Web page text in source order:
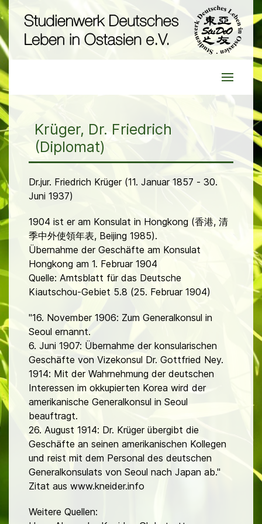
Krüger, Dr. Friedrich
(Diplomat)
Dr.jur. Friedrich Krüger (11. Januar 1857 - 30.
Juni 1937)
1904 ist er am Konsulat in Hongkong (香港, 清
季中外使領年表, Beijing 1985).
Übernahme der Geschäfte am Konsulat
Hongkong am 1. Februar 1904
Quelle: Amtsblatt für das Deutsche
Kiautschou-Gebiet 5.8 (25. Februar 1904)
"16. November 1906: Zum Generalkonsul in
Seoul ernannt.
6. Juni 1907: Übernahme der konsularischen
Geschäfte von Vizekonsul Dr. Gottfried Ney.
1914: Mit der Wahrnehmung der deutschen
Interessen im okkupierten Korea wird der
amerikanische Generalkonsul in Seoul
beauftragt.
26. August 1914: Dr. Krüger übergibt die
Geschäfte an seinen amerikanischen Kollegen
und reist mit dem Personal des deutschen
Generalkonsulats von Seoul nach Japan ab."
Zitat aus www.kneider.info
Weitere Quellen: